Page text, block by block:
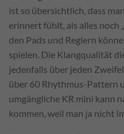
ist so übersichtlich, dass
erinnert fühlt, als alles noch
den Pads und Reglern
spielen. Die Klangqualität
jedenfalls über jeden
über 60 Rhythmus-Pattern
umgängliche KR mini kann
kommen, weil man ja nicht